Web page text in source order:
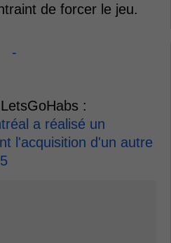
de forcer le jeu.
-
:
a réalisé un
l'acquisition d'un autre